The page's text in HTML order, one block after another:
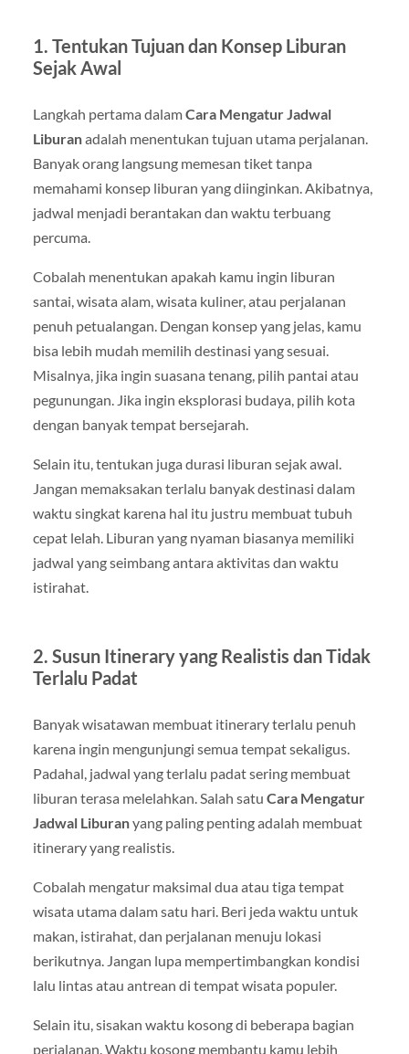
1. Tentukan Tujuan dan Konsep Liburan
Sejak Awal
Langkah pertama dalamCara Mengatur Jadwal
Liburanadalah menentukan tujuan utama perjalanan.
Banyak orang langsung memesan tiket tanpa
memahami konsep liburan yang diinginkan. Akibatnya,
jadwal menjadi berantakan dan waktu terbuang
percuma.
Cobalah menentukan apakah kamu ingin liburan
santai, wisata alam, wisata kuliner, atau perjalanan
penuh petualangan. Dengan konsep yang jelas, kamu
bisa lebih mudah memilih destinasi yang sesuai.
Misalnya, jika ingin suasana tenang, pilih pantai atau
pegunungan. Jika ingin eksplorasi budaya, pilih kota
dengan banyak tempat bersejarah.
Selain itu, tentukan juga durasi liburan sejak awal.
Jangan memaksakan terlalu banyak destinasi dalam
waktu singkat karena hal itu justru membuat tubuh
cepat lelah. Liburan yang nyaman biasanya memiliki
jadwal yang seimbang antara aktivitas dan waktu
istirahat.
2. Susun Itinerary yang Realistis dan Tidak
Terlalu Padat
Banyak wisatawan membuat itinerary terlalu penuh
karena ingin mengunjungi semua tempat sekaligus.
Padahal, jadwal yang terlalu padat sering membuat
liburan terasa melelahkan. Salah satu Cara Mengatur
Jadwal Liburanyang paling penting adalah membuat
itinerary yang realistis.
Cobalah mengatur maksimal dua atau tiga tempat
wisata utama dalam satu hari. Beri jeda waktu untuk
makan, istirahat, dan perjalanan menuju lokasi
berikutnya. Jangan lupa mempertimbangkan kondisi
lalu lintas atau antrean di tempat wisata populer.
Selain itu, sisakan waktu kosong di beberapa bagian
perjalanan. Waktu kosong membantu kamu lebih